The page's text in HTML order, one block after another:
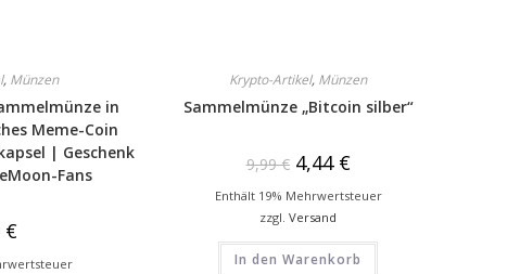
, Münzen
in
Meme-Coin
| Geschenk
Fans
€
Krypto-Artikel, Münzen
Sammelmünze „Bitcoin silber“
9,99€ 4,44 €
Enthält 19% Mehrwertsteuer
zzgl.Versand
In den Warenkorb